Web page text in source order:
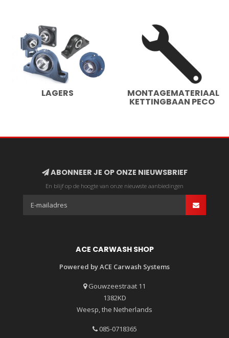
LAGERS MONTAGEMATERIAAL
KETTINGBAAN PECO
ABONNEER JE OP ONZE NIEUWSBRIEF
En blijf op de hoogte van onze nieuwste aanbiedingen
ACE CARWASH SHOP
Powered by ACE Carwash Systems
Gouwzeestraat 11
1382KD
Weesp, the Netherlands
085-0718365